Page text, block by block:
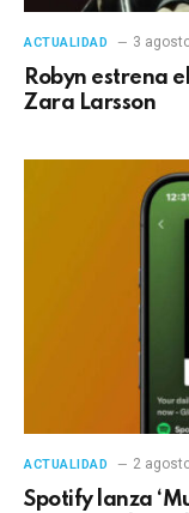
ACTUALIDAD 3
Robyn estrena
Zara Larsson
ACTUALIDAD 2
Spotify lanza